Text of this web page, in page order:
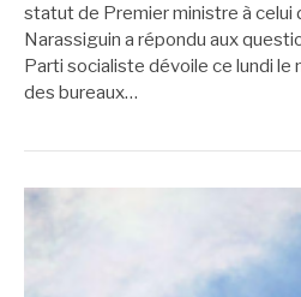
statut de Premier ministre à celui
Narassiguin a répondu aux
Parti socialiste dévoile ce lundi le
des bureaux…